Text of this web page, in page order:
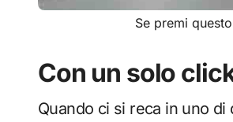
Se premi
Con un solo
Quando ci si reca in uno di